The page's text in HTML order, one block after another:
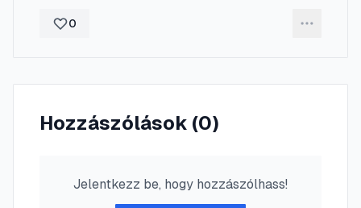
0
Hozzászólások (0)
Jelentkezz be, hogy hozzászólhass!